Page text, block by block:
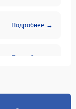
Подробнее →
Подробнее →